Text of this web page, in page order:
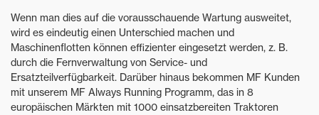
Wenn man dies auf die vorausschauende Wartung ausweitet,
wird es eindeutig einen Unterschied machen und
Maschinenflotten können effizienter eingesetzt werden, z. B.
durch die Fernverwaltung von Service- und
Ersatzteilverfügbarkeit. Darüber hinaus bekommen MF Kunden
mit unserem MF Always Running Programm, das in 8
europäischen Märkten mit 1000 einsatzbereiten Traktoren